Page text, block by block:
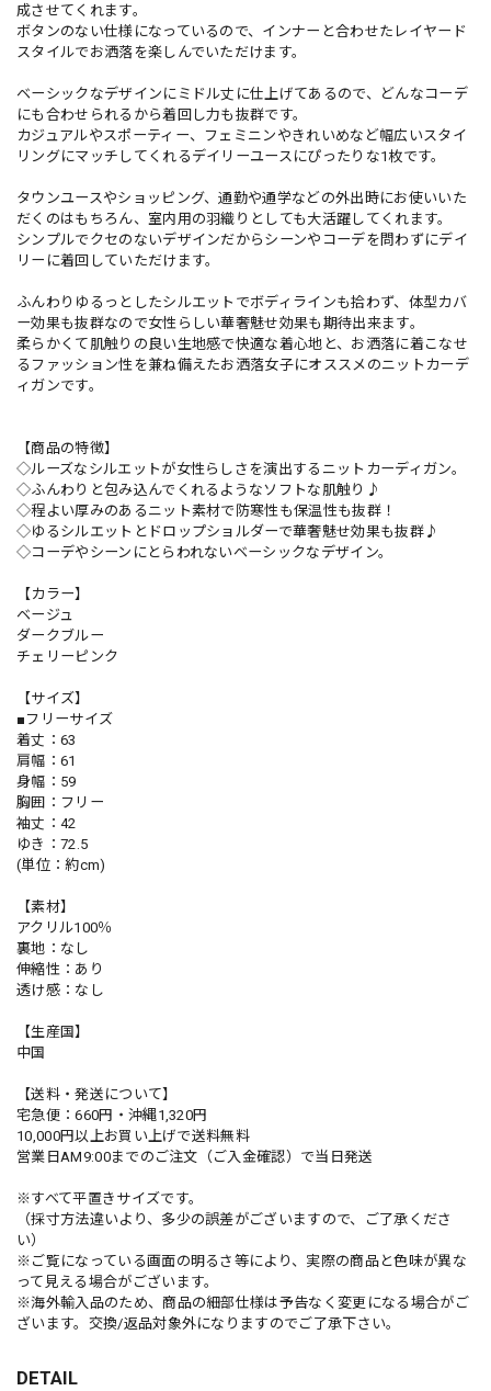
成させてくれます。
ボタンのない仕様になっているので、インナーと合わせたレイヤード
スタイルでお洒落を楽しんでいただけます。
ベーシックなデザインにミドル丈に仕上げてあるので、どんなコーデ
にも合わせられるから着回し力も抜群です。
カジュアルやスポーティー、フェミニンやきれいめなど幅広いスタイ
リングにマッチしてくれるデイリーユースにぴったりな1枚です。
タウンユースやショッピング、通勤や通学などの外出時にお使いいた
だくのはもちろん、室内用の羽織りとしても大活躍してくれます。
シンプルでクセのないデザインだからシーンやコーデを問わずにデイ
リーに着回していただけます。
ふんわりゆるっとしたシルエットでボディラインも拾わず、体型カバ
ー効果も抜群なので女性らしい華奢魅せ効果も期待出来ます。
柔らかくて肌触りの良い生地感で快適な着心地と、お洒落に着こなせ
るファッション性を兼ね備えたお洒落女子にオススメのニットカーデ
ィガンです。
【商品の特徴】
◇ルーズなシルエットが女性らしさを演出するニットカーディガン。
◇ふんわりと包み込んでくれるようなソフトな肌触り♪
◇程よい厚みのあるニット素材で防寒性も保温性も抜群！
◇ゆるシルエットとドロップショルダーで華奢魅せ効果も抜群♪
◇コーデやシーンにとらわれないベーシックなデザイン。
【カラー】
ベージュ
ダークブルー
チェリーピンク
【サイズ】
■フリーサイズ
着丈：63
肩幅：61
身幅：59
胸囲：フリー
袖丈：42
ゆき：72.5
(単位：約cm)
【素材】
アクリル100％
裏地：なし
伸縮性：あり
透け感：なし
【生産国】
中国
【送料・発送について】
宅急便：660円・沖縄1,320円
10,000円以上お買い上げで送料無料
営業日AM9:00までのご注文（ご入金確認）で当日発送
※すべて平置きサイズです。
（採寸方法違いより、多少の誤差がございますので、ご了承くださ
い）
※ご覧になっている画面の明るさ等により、実際の商品と色味が異な
って見える場合がございます。
※海外輸入品のため、商品の細部仕様は予告なく変更になる場合がご
ざいます。交換/返品対象外になりますのでご了承下さい。
DETAIL